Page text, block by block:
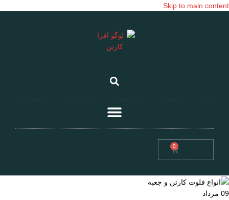
Skip to main content
0
09 مرداد